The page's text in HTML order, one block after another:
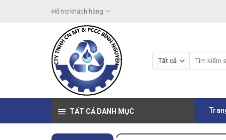
Hỗ trợ khách hàng
kiếm:
TẤT CẢ DANH MỤC